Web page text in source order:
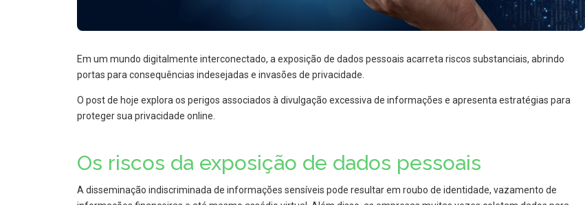
Em um mundo digitalmente interconectado, a exposição de dados pessoais acarreta riscos substanciais, abrindo
portas para consequências indesejadas e invasões de privacidade.
O post de hoje explora os perigos associados à divulgação excessiva de informações e apresenta estratégias para
proteger sua privacidade online.
Os riscos da exposição de dados pessoais
A disseminação indiscriminada de informações sensíveis pode resultar em roubo de identidade, vazamento de